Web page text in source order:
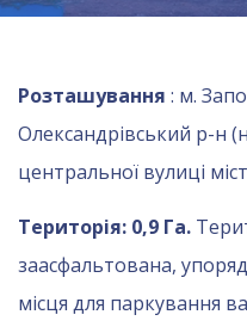
Розташування : м.
Олександрівський р-н
центральної вулиці
Територія: 0,9 Га.
заасфальтована,
місця для паркування